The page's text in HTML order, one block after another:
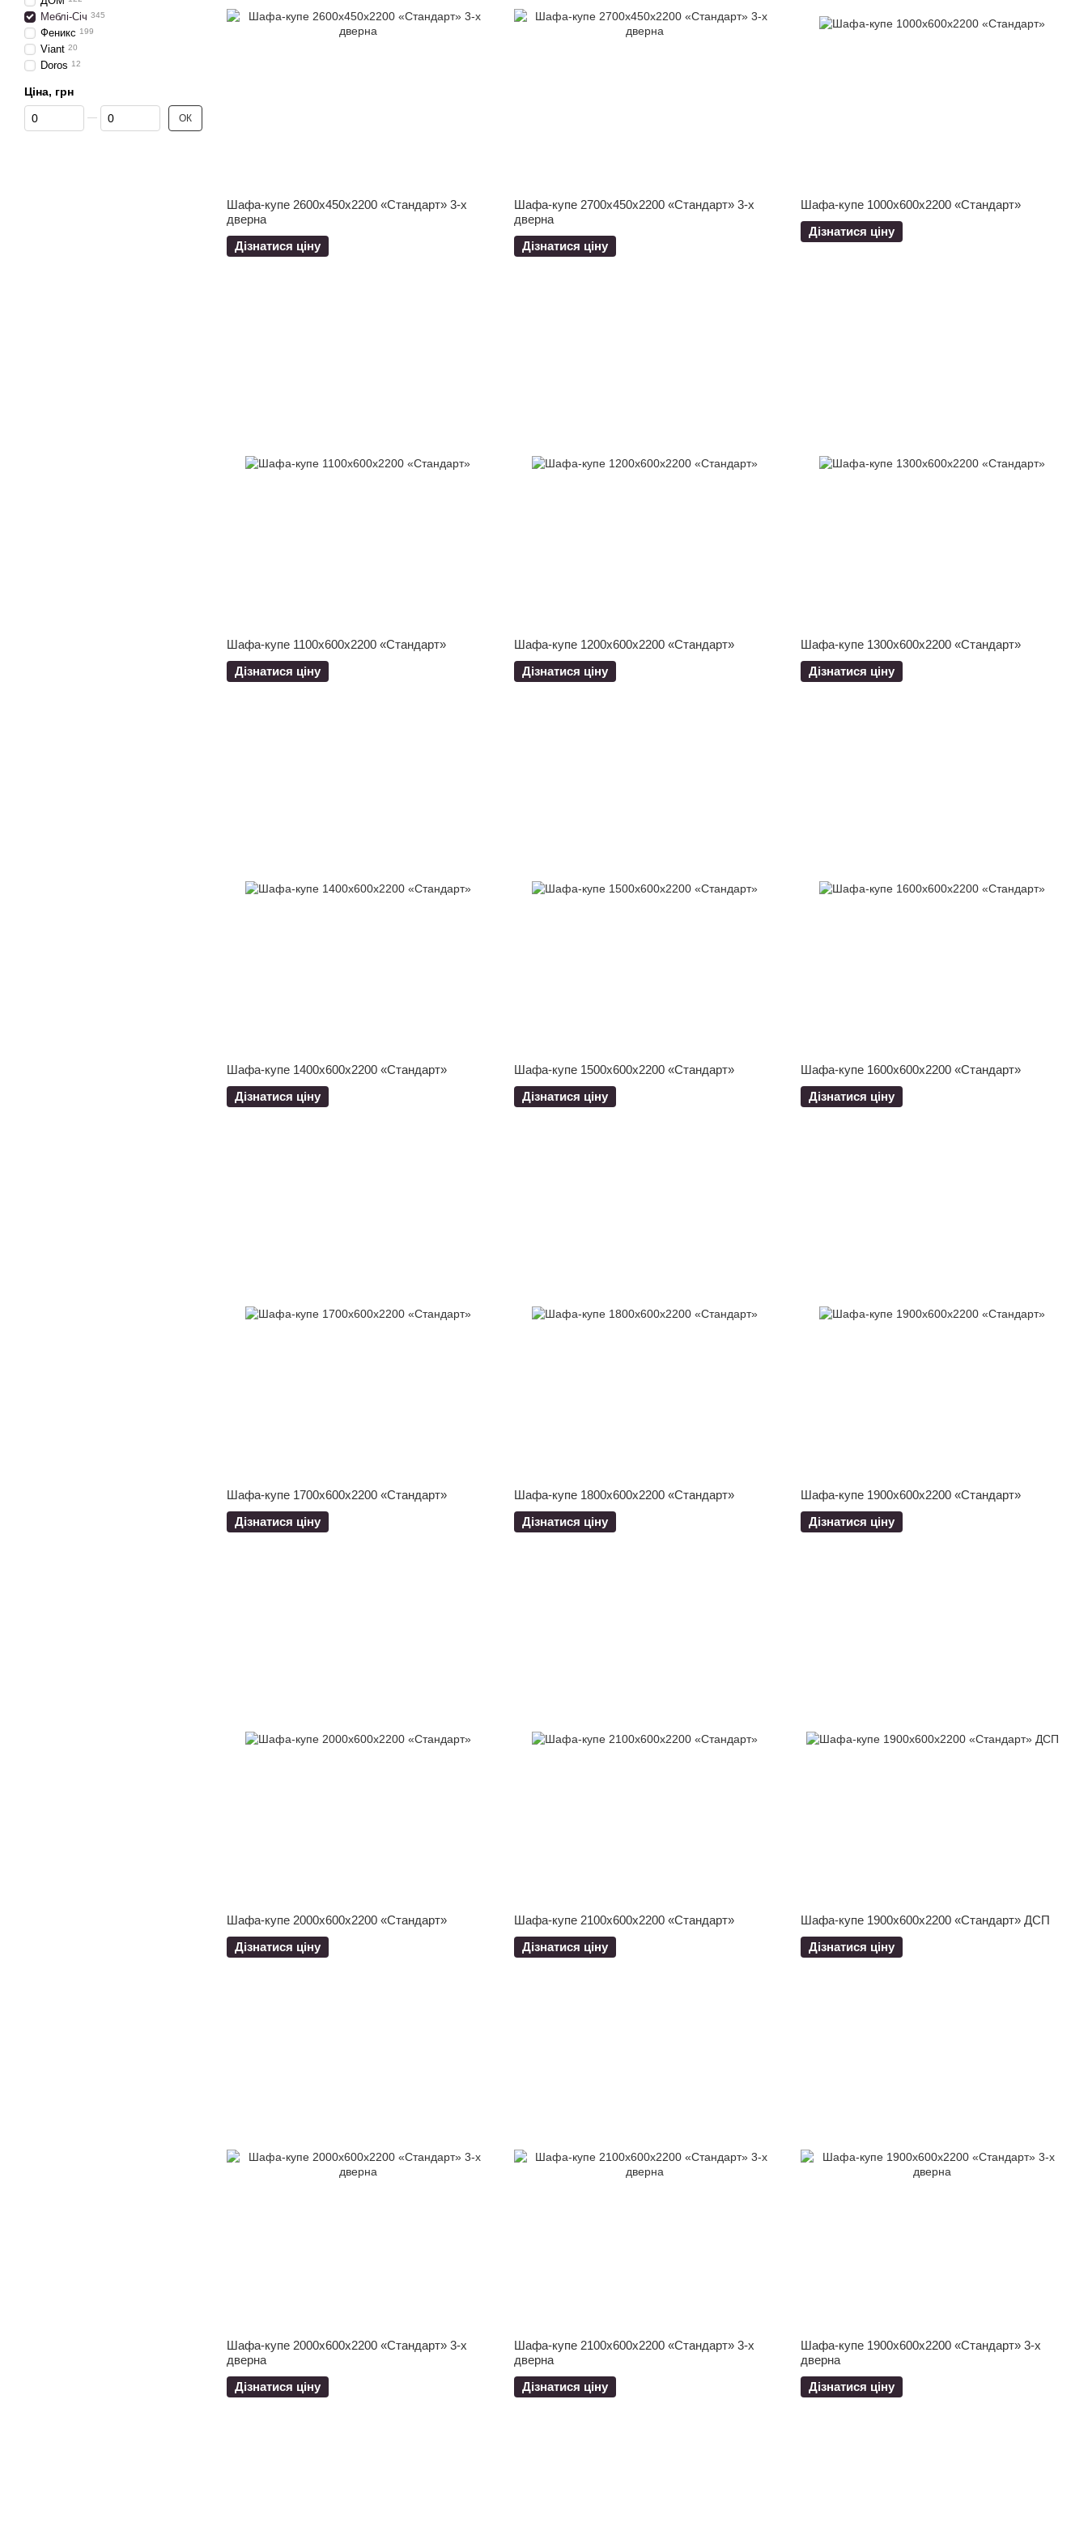
Шафа-купе 2600x450x2200 «Стандарт» 3-х
дверна
Дізнатися ціну
Шафа-купе 2700x450x2200 «Стандарт» 3-х
дверна
Дізнатися ціну
Шафа-купе 1000x600x2200 «Стандарт»
Дізнатися ціну
Шафа-купе 1100x600x2200 «Стандарт»
Дізнатися ціну
Шафа-купе 1200x600x2200 «Стандарт»
Дізнатися ціну
Шафа-купе 1300x600x2200 «Стандарт»
Дізнатися ціну
Шафа-купе 1400x600x2200 «Стандарт»
Дізнатися ціну
Шафа-купе 1500x600x2200 «Стандарт»
Дізнатися ціну
Шафа-купе 1600x600x2200 «Стандарт»
Дізнатися ціну
Шафа-купе 1700x600x2200 «Стандарт»
Дізнатися ціну
Шафа-купе 1800x600x2200 «Стандарт»
Дізнатися ціну
Шафа-купе 1900x600x2200 «Стандарт»
Дізнатися ціну
Шафа-купе 2000x600x2200 «Стандарт»
Дізнатися ціну
Шафа-купе 2100x600x2200 «Стандарт»
Дізнатися ціну
Шафа-купе 1900x600x2200 «Стандарт» ДСП
Дізнатися ціну
Шафа-купе 2000x600x2200 «Стандарт» 3-х
дверна
Дізнатися ціну
Шафа-купе 2100x600x2200 «Стандарт» 3-х
дверна
Дізнатися ціну
Шафа-купе 1900x600x2200 «Стандарт» 3-х
дверна
Дізнатися ціну
Меблі-Січ 345
Феникс 199
Viant 20
Doros 12
Ціна, грн
Від Ціна, грн
До Ціна, грн ОК